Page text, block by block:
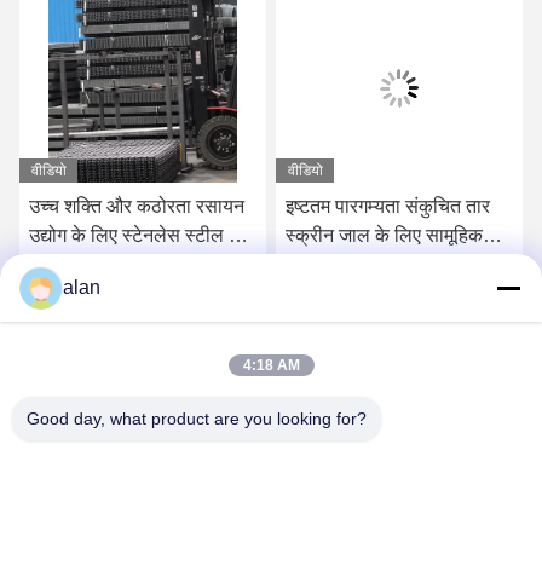
वीडियो
उच्च शक्ति और कठोरता रसायन
उद्योग के लिए स्टेनलेस स्टील बुना
तार स्क्रीन
सबसे अच्छी कीमत पाएं
वीडियो
इष्टतम पारगम्यता संकुचित तार
स्क्रीन जाल के लिए सामूहिक
alan
4:18 AM
Good day, what product are you looking for?